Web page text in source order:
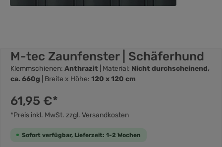
M-tec Zaunfenster | Schäferhund
Klemmschienen: Anthrazit | Material: Nicht durchscheinend,
ca. 660g
| Breite x Höhe: 120 x 120 cm
61,95 €*
*Preis inkl. MwSt. zzgl. Versandkosten
Sofort verfügbar, Lieferzeit: 1-2 Wochen